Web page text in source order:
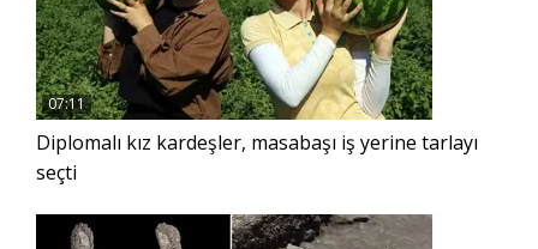
07:11
Diplomalı kız kardeşler, masabaşı iş yerine tarlayı
seçti